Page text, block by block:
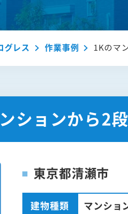
グレス 作業事例 1Kのマ
ションから2
東京都清瀬市
建物種類 マンショ